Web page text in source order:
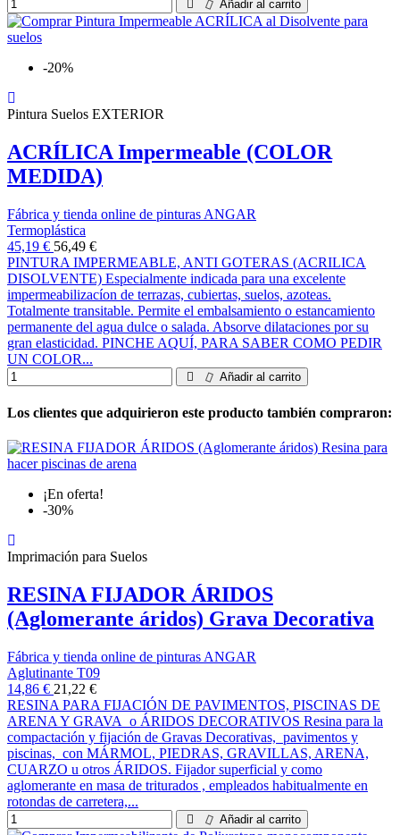
Añadir al carrito
-20%
Pintura Suelos EXTERIOR
ACRÍLICA Impermeable (COLOR
MEDIDA)
Fábrica y tienda online de pinturas ANGAR
Termoplástica
45,19 € 56,49 €
PINTURA IMPERMEABLE, ANTI GOTERAS (ACRILICA
DISOLVENTE) Especialmente indicada para una excelente
impermeabilizacíon de terrazas, cubiertas, suelos, azoteas.
Totalmente transitable. Permite el embalsamiento o estancamiento
permanente del agua dulce o salada. Absorve dilataciones por su
gran elasticidad. PINCHE AQUÍ, PARA SABER COMO PEDIR
UN COLOR...
Añadir al carrito
Los clientes que adquirieron este producto también compraron:
¡En oferta!
-30%
Imprimación para Suelos
RESINA FIJADOR ÁRIDOS
(Aglomerante áridos) Grava Decorativa
Fábrica y tienda online de pinturas ANGAR
Aglutinante T09
14,86 € 21,22 €
RESINA PARA FIJACIÓN DE PAVIMENTOS, PISCINAS DE
ARENA Y GRAVA o ÁRIDOS DECORATIVOS Resina para la
compactación y fijación de Gravas Decorativas, pavimentos y
piscinas, con MÁRMOL, PIEDRAS, GRAVILLAS, ARENA,
CUARZO u otros ÁRIDOS. Fijador superficial y como
aglomerante en masa de triturados , empleados habitualmente en
rotondas de carretera,...
Añadir al carrito